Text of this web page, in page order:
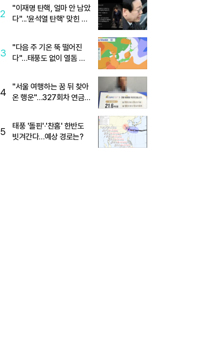
2
"이재명 탄핵, 얼마 안 남았
다"...'윤석열 탄핵' 맞힌 무
3
"다음 주 기온 뚝 떨어진
다"…태풍도 없이 열돔 박
4
"서울 여행하는 꿈 뒤 찾아
온 행운"…327회차 연금
5
태풍 '돌핀'·'찬홈' 한반도
빗겨간다…예상 경로는?